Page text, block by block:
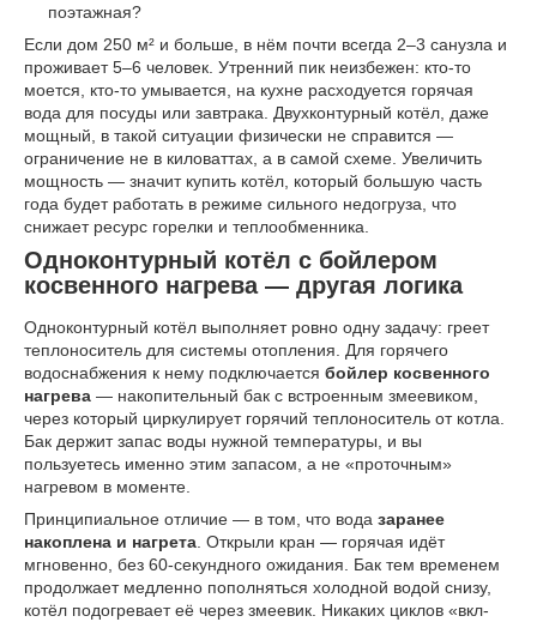
поэтажная?
Если дом 250 м² и больше, в нём почти всегда 2–3 санузла и
проживает 5–6 человек. Утренний пик неизбежен: кто-то
моется, кто-то умывается, на кухне расходуется горячая
вода для посуды или завтрака. Двухконтурный котёл, даже
мощный, в такой ситуации физически не справится —
ограничение не в киловаттах, а в самой схеме. Увеличить
мощность — значит купить котёл, который большую часть
года будет работать в режиме сильного недогруза, что
снижает ресурс горелки и теплообменника.
Одноконтурный котёл с бойлером
косвенного нагрева — другая логика
Одноконтурный котёл выполняет ровно одну задачу: греет
теплоноситель для системы отопления. Для горячего
водоснабжения к нему подключается бойлер косвенного
нагрева — накопительный бак с встроенным змеевиком,
через который циркулирует горячий теплоноситель от котла.
Бак держит запас воды нужной температуры, и вы
пользуетесь именно этим запасом, а не «проточным»
нагревом в моменте.
Принципиальное отличие — в том, что вода заранее
накоплена и нагрета. Открыли кран — горячая идёт
мгновенно, без 60-секундного ожидания. Бак тем временем
продолжает медленно пополняться холодной водой снизу,
котёл подогревает её через змеевик. Никаких циклов «вкл-